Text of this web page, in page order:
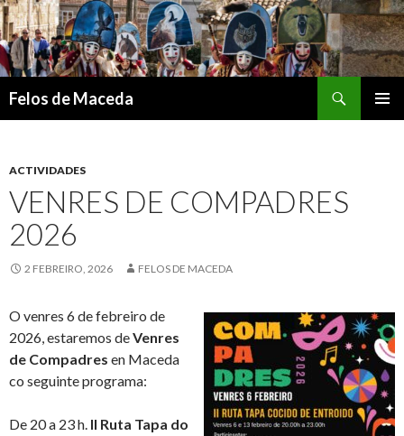
Felos de Maceda
ACTIVIDADES
VENRES DE COMPADRES
2026
2 FEBREIRO, 2026 FELOS DE MACEDA
O venres 6 de febreiro de
2026, estaremos deVenres
de Compadres en Maceda
co seguinte programa:
De 20 a 23 h. II Ruta Tapa do